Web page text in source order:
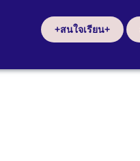
+สนใจเรียน+